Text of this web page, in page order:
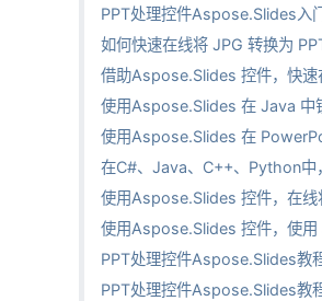
PPT处理控件Aspose.Slides入
如何快速在线将 JPG 转换为
借助Aspose.Slides 控件，快速
使用Aspose.Slides 在 Java 中
使用Aspose.Slides 在
在C#、Java、C++、Python中
使用Aspose.Slides 控件，在线
使用Aspose.Slides 控件，使
PPT处理控件Aspose.Slides教
PPT处理控件Aspose.Slides教